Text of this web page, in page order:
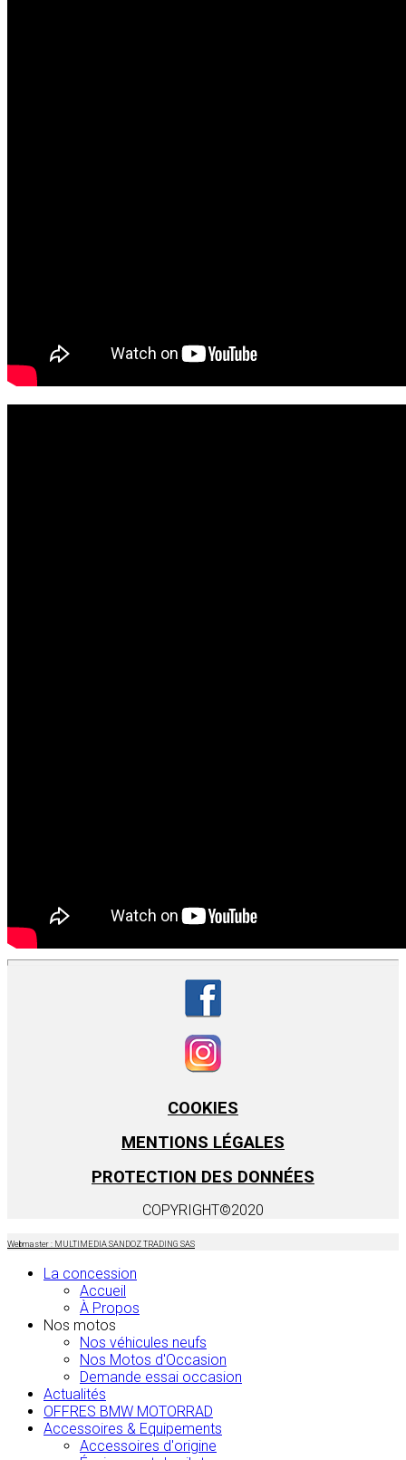
COOKIES
MENTIONS LÉGALES
PROTECTION DES DONNÉES
COPYRIGHT©2020
Webmaster : MULTIMEDIA SANDOZ TRADING SAS
La concession
Accueil
À Propos
Nos motos
Nos véhicules neufs
Nos Motos d'Occasion
Demande essai occasion
Actualités
OFFRES BMW MOTORRAD
Accessoires & Equipements
Accessoires d'origine